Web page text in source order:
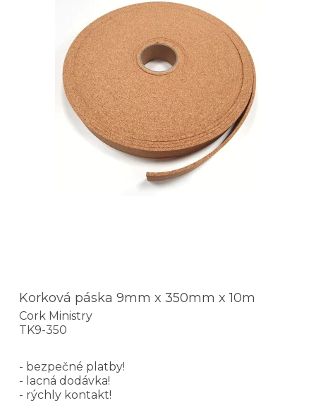
Korková páska 9mm x 350mm x 10m
Cork Ministry
TK9-350
- bezpečné platby!
- lacná dodávka!
- rýchly kontakt!